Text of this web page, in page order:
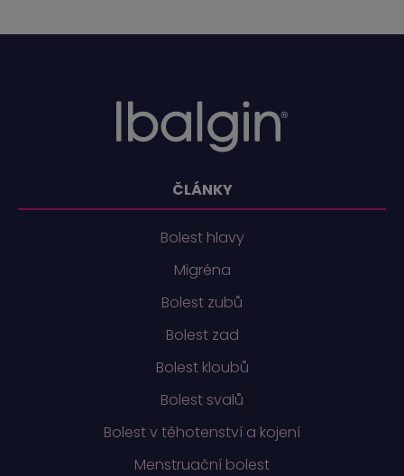
ČLÁNKY
Bolest hlavy
Migréna
Bolest zubů
Bolest zad
Bolest kloubů
Bolest svalů
Bolest v těhotenství a kojení
Menstruační bolest